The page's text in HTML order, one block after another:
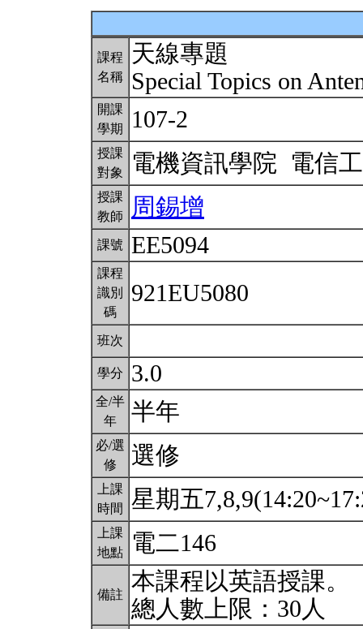
課程
名稱
天線專題
Special Topics on
開課
學期
107-2
授課
對象
電機資訊學院 電信
授課
教師
周錫增
課號 EE5094
課程
識別
碼
921EU5080
班次
學分 3.0
全/半
年
半年
必/選
修
選修
上課
時間
星期五
上課
地點
電二146
備註
本課程以英語授課。
總人數上限：30人